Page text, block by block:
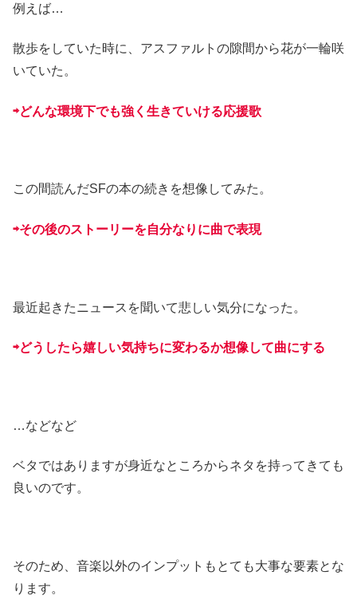
例えば…
散歩をしていた時に、アスファルトの隙間から花が一輪咲
いていた。
⇨どんな環境下でも強く生きていける応援歌
この間読んだSFの本の続きを想像してみた。
⇨その後のストーリーを自分なりに曲で表現
最近起きたニュースを聞いて悲しい気分になった。
⇨どうしたら嬉しい気持ちに変わるか想像して曲にする
…などなど
ベタではありますが身近なところからネタを持ってきても
良いのです。
そのため、音楽以外のインプットもとても大事な要素とな
ります。